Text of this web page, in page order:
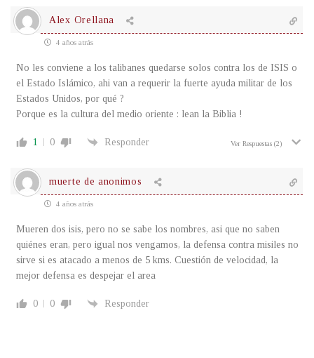
Alex Orellana
4 años atrás
No les conviene a los talibanes quedarse solos contra los de ISIS o
el Estado Islámico, ahi van a requerir la fuerte ayuda militar de los
Estados Unidos, por qué ?
Porque es la cultura del medio oriente : lean la Biblia !
1 0 Responder Ver Respuestas (2)
muerte de anonimos
4 años atrás
Mueren dos isis, pero no se sabe los nombres, asi que no saben
quiénes eran, pero igual nos vengamos, la defensa contra misiles no
sirve si es atacado a menos de 5 kms. Cuestión de velocidad, la
mejor defensa es despejar el area
0 0 Responder